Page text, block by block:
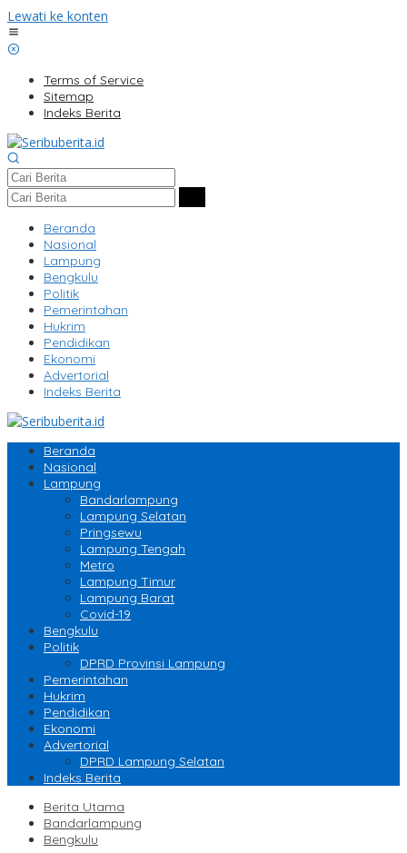
Lewati ke konten
Terms of Service
Sitemap
Indeks Berita
Beranda
Nasional
Lampung
Bengkulu
Politik
Pemerintahan
Hukrim
Pendidikan
Ekonomi
Advertorial
Indeks Berita
Beranda
Nasional
Lampung
Bandarlampung
Lampung Selatan
Pringsewu
Lampung Tengah
Metro
Lampung Timur
Lampung Barat
Covid-19
Bengkulu
Politik
DPRD Provinsi Lampung
Pemerintahan
Hukrim
Pendidikan
Ekonomi
Advertorial
DPRD Lampung Selatan
Indeks Berita
Berita Utama
Bandarlampung
Bengkulu